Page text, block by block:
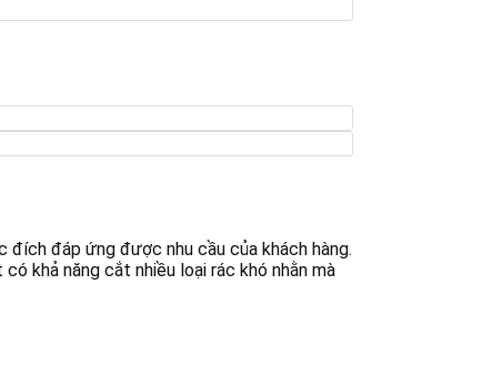
đáp ứng được nhu cầu của khách hàng.
khả năng cắt nhiều loại rác khó nhằn mà